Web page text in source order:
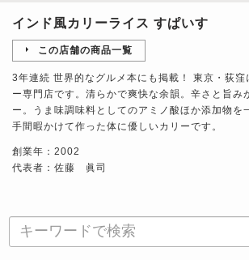
インド風カリーライス すぱいす
この店舗の商品一覧
3年連続 世界的なグルメ本にも掲載！ 東京・荻窪
ー専門店です。清らかで爽快な余韻。辛さと旨み
ー。うま味調味料としてのアミノ酸ほか添加物を
手間暇かけて作った体に優しいカリーです。
創業年：2002
代表者：佐藤 眞司